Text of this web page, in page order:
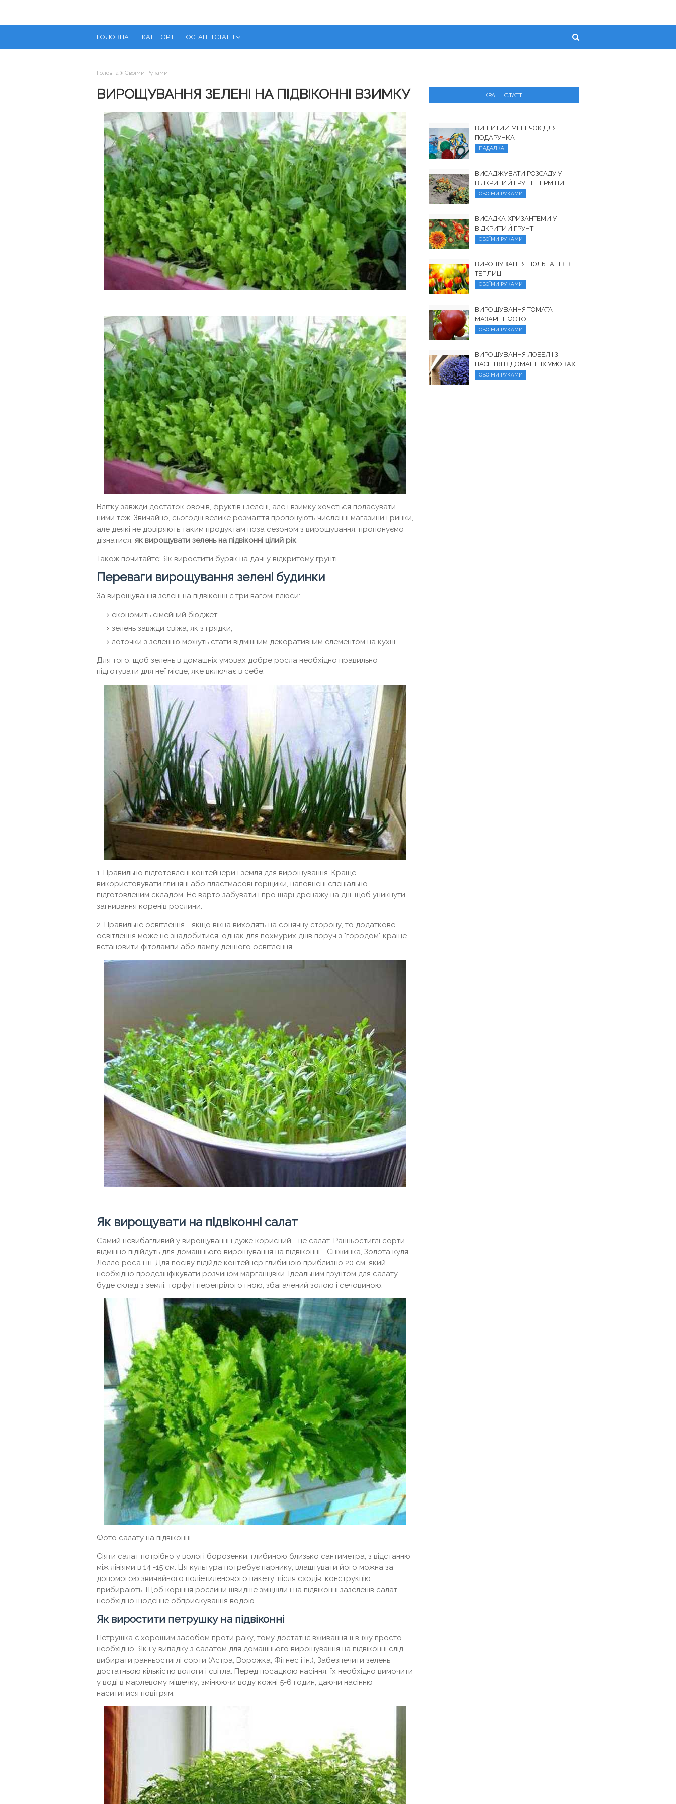
ГОЛОВНА КАТЕГОРІЇ ОСТАННІ СТАТТІ
Головна Своїми Руками
ВИРОЩУВАННЯ ЗЕЛЕНІ НА ПІДВІКОННІ ВЗИМКУ
Влітку завжди достаток овочів, фруктів і зелені, але і взимку хочеться поласувати
ними теж. Звичайно, сьогодні велике розмаїття пропонують численні магазини і ринки,
але деякі не довіряють таким продуктам поза сезоном з вирощування. пропонуємо
дізнатися, як вирощувати зелень на підвіконні цілий рік.
Також почитайте: Як виростити буряк на дачі у відкритому грунті
Переваги вирощування зелені будинки
За вирощування зелені на підвіконні є три вагомі плюси:
економить сімейний бюджет;
зелень завжди свіжа, як з грядки;
лоточки з зеленню можуть стати відмінним декоративним елементом на кухні.
Для того, щоб зелень в домашніх умовах добре росла необхідно правильно
підготувати для неї місце, яке включає в себе:
1. Правильно підготовлені контейнери і земля для вирощування. Краще
використовувати глиняні або пластмасові горщики, наповнені спеціально
підготовленим складом. Не варто забувати і про шарі дренажу на дні, щоб уникнути
загнивання коренів рослини.
2. Правильне освітлення - якщо вікна виходять на сонячну сторону, то додаткове
освітлення може не знадобитися, однак для похмурих днів поруч з "городом" краще
встановити фітолампи або лампу денного освітлення.
Як вирощувати на підвіконні салат
Самий невибагливий у вирощуванні і дуже корисний - це салат. Ранньостиглі сорти
відмінно підійдуть для домашнього вирощування на підвіконні - Сніжинка, Золота куля,
Лолло роса і ін. Для посіву підійде контейнер глибиною приблизно 20 см, який
необхідно продезінфікувати розчином марганцівки. Ідеальним грунтом для салату
буде склад з землі, торфу і перепрілого гною, збагачений золою і сечовиною.
Фото салату на підвіконні
Сіяти салат потрібно у вологі борозенки, глибиною близько сантиметра, з відстанню
між лініями в 14 -15 см. Ця культура потребує парнику, влаштувати його можна за
допомогою звичайного поліетиленового пакету, після сходів, конструкцію
прибирають. Щоб коріння рослини швидше зміцніли і на підвіконні зазеленів салат,
необхідно щоденне обприскування водою.
Як виростити петрушку на підвіконні
Петрушка є хорошим засобом проти раку, тому достатнє вживання її в їжу просто
необхідно. Як і у випадку з салатом для домашнього вирощування на підвіконні слід
вибирати ранньостиглі сорти (Астра, Ворожка, Фітнес і ін.), Забезпечити зелень
достатньою кількістю вологи і світла. Перед посадкою насіння, їх необхідно вимочити
у воді в марлевому мішечку, змінюючи воду кожні 5-6 годин, даючи насінню
насититися повітрям.
КРАЩІ СТАТТІ
ВИШИТИЙ МІШЕЧОК ДЛЯ
ПОДАРУНКА
ПАДАЛКА
ВИСАДЖУВАТИ РОЗСАДУ У
ВІДКРИТИЙ ГРУНТ. ТЕРМІНИ
СВОЇМИ РУКАМИ
ВИСАДКА ХРИЗАНТЕМИ У
ВІДКРИТИЙ ГРУНТ
СВОЇМИ РУКАМИ
ВИРОЩУВАННЯ ТЮЛЬПАНІВ В
ТЕПЛИЦІ
СВОЇМИ РУКАМИ
ВИРОЩУВАННЯ ТОМАТА
МАЗАРІНІ, ФОТО
СВОЇМИ РУКАМИ
ВИРОЩУВАННЯ ЛОБЕЛІЇ З
НАСІННЯ В ДОМАШНІХ УМОВАХ
СВОЇМИ РУКАМИ